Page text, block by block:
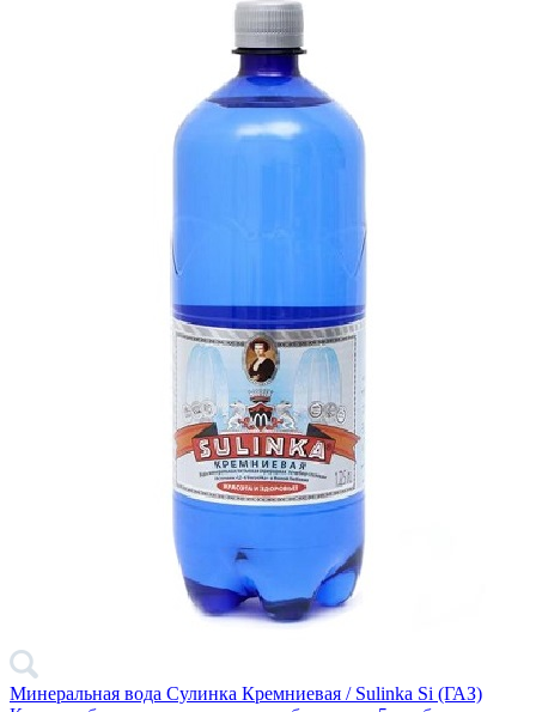
Минеральная вода Сулинка Кремниевая / Sulinka Si (ГАЗ)